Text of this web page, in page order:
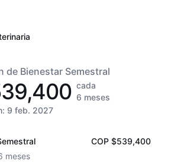
de Bienestar Semestral
cada
6 meses
9 feb. 2027
meses
COP $539,400